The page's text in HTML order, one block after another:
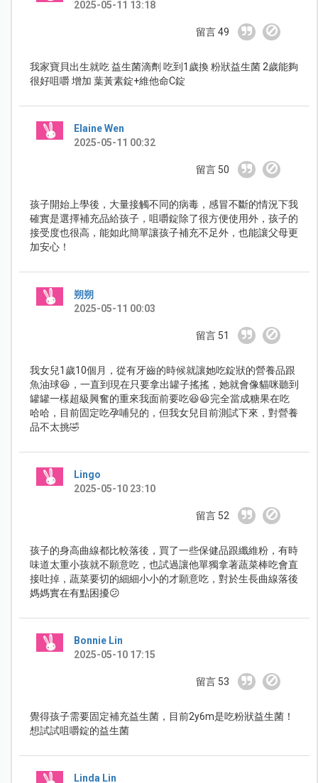
2025-05-11 13:18
留言 49
我家寶貝出生就吃 益生菌滴劑 吃到1歲換 粉狀益生菌 2歲能夠
很好咀嚼 增加 葉黃素錠+維他命C錠
Elaine Wen
2025-05-11 00:32
留言 50
孩子開始上學後，大量接觸不同的病毒，感冒不斷的情況下我
確實是選擇補充品給孩子，咀嚼錠除了很方便使用外，孩子的
接受度也很高，能如此簡單讓孩子補充不足外，也能讓父母更
加安心！
朔朔
2025-05-11 00:03
留言 51
我女兒1歲10個月，從有牙齒的時候就讓她吃錠狀的營養品跟
魚油球😆，一直到現在只要拿出罐子搖搖，她就會像貓咪聽到
罐罐一樣超級興奮的重來我面前要吃😆😆完全當成糖果在吃
哈哈，目前固定吃孕哺兒的，但我女兒目前測試下來，對營養
品不太挑🤣
Lingo
2025-05-10 23:10
留言 52
孩子的身高曲線都比較落後，買了一些保健品跟纖維粉，有時
味道太重小孩就不願意吃，也試過讓他單獨拿著蔬菜棒吃會直
接吐掉，蔬菜要切的細細小小的才願意吃，對於生長曲線落後
媽媽實在有點困擾😕
Bonnie Lin
2025-05-10 17:15
留言 53
覺得孩子需要固定補充益生菌，目前2y6m是吃粉狀益生菌！
想試試咀嚼錠的益生菌
Linda Lin